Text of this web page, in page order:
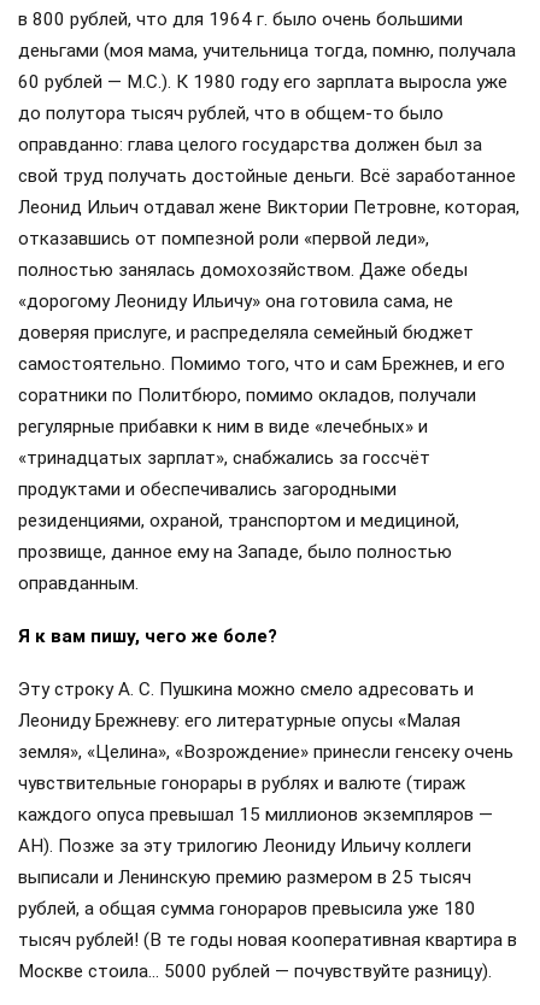
в 800 рублей, что для 1964 г. было очень большими
деньгами (моя мама, учительница тогда, помню, получала
60 рублей — М.С.). К 1980 году его зарплата выросла уже
до полутора тысяч рублей, что в общем-то было
оправданно: глава целого государства должен был за
свой труд получать достойные деньги. Всё заработанное
Леонид Ильич отдавал жене Виктории Петровне, которая,
отказавшись от помпезной роли «первой леди»,
полностью занялась домохозяйством. Даже обеды
«дорогому Леониду Ильичу» она готовила сама, не
доверяя прислуге, и распределяла семейный бюджет
самостоятельно. Помимо того, что и сам Брежнев, и его
соратники по Политбюро, помимо окладов, получали
регулярные прибавки к ним в виде «лечебных» и
«тринадцатых зарплат», снабжались за госсчёт
продуктами и обеспечивались загородными
резиденциями, охраной, транспортом и медициной,
прозвище, данное ему на Западе, было полностью
оправданным.
Я к вам пишу, чего же боле?
Эту строку А. С. Пушкина можно смело адресовать и
Леониду Брежневу: его литературные опусы «Малая
земля», «Целина», «Возрождение» принесли генсеку очень
чувствительные гонорары в рублях и валюте (тираж
каждого опуса превышал 15 миллионов экземпляров —
АН). Позже за эту трилогию Леониду Ильичу коллеги
выписали и Ленинскую премию размером в 25 тысяч
рублей, а общая сумма гонораров превысила уже 180
тысяч рублей! (В те годы новая кооперативная квартира в
Москве стоила… 5000 рублей — почувствуйте разницу).